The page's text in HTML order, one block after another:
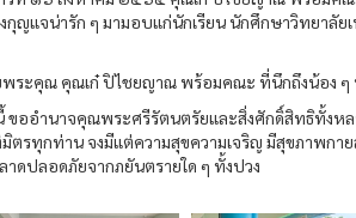
กุญแจน่ารัก ๆ มามอบแก่นักเรียน นักศึกษาวิทยาลัย
ระคุณ คุณเก๋ ปิไชยญาณ พร้อมคณะ ที่นึกถึงน้อง ๆ
ขออำนาจคุณพระศรีรัตนตรัยและสิ่งศักดิ์สิทธิทั้งห
ตรทุกท่าน จงมีแต่ความสุขความเจริญ มีสุขภาพกา
าดปลอดภัยจากภยันตรายใด ๆ ทั้งปวง